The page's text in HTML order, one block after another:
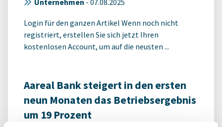
Unternehmen - 07.08.2025
Login für den ganzen Artikel Wenn noch nicht
registriert, erstellen Sie sich jetzt Ihren
kostenlosen Account, um auf die neusten ...
Aareal Bank steigert in den ersten
neun Monaten das Betriebsergebnis
um 19 Prozent